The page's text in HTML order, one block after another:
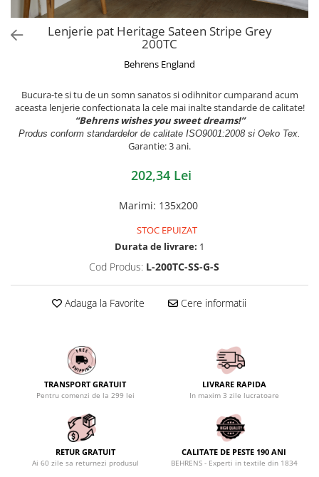
Lenjerie pat Heritage Sateen Stripe Grey
200TC
Behrens England
Bucura-te si tu de un somn sanatos si odihnitor cumparand acum
aceasta lenjerie confectionata la cele mai inalte standarde de calitate!
“Behrens wishes you sweet dreams!”
Produs conform standardelor de calitate ISO9001:2008 si Oeko Tex.
Garantie: 3 ani.
202,34 Lei
Marimi: 135x200
STOC EPUIZAT
Durata de livrare: 1
Cod Produs: L-200TC-SS-G-S
Adauga la Favorite Cere informatii
TRANSPORT GRATUIT
Pentru comenzi de la 299 lei
LIVRARE RAPIDA
In maxim 3 zile lucratoare
RETUR GRATUIT
Ai 60 zile sa returnezi produsul
CALITATE DE PESTE 190 ANI
BEHRENS - Experti in textile din 1834